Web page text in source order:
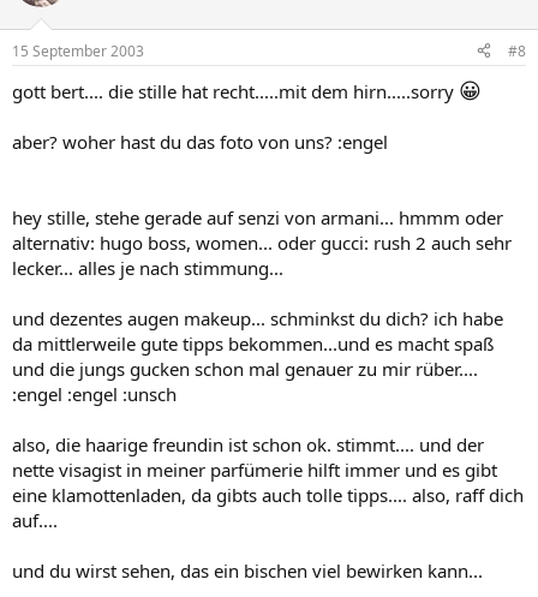
15 September 2003 #8
gott bert.... die stille hat recht.....mit dem hirn.....sorry 😀
aber? woher hast du das foto von uns? :engel
hey stille, stehe gerade auf senzi von armani... hmmm oder
alternativ: hugo boss, women... oder gucci: rush 2 auch sehr
lecker... alles je nach stimmung...
und dezentes augen makeup... schminkst du dich? ich habe
da mittlerweile gute tipps bekommen...und es macht spaß
und die jungs gucken schon mal genauer zu mir rüber....
:engel :engel :unsch
also, die haarige freundin ist schon ok. stimmt.... und der
nette visagist in meiner parfümerie hilft immer und es gibt
eine klamottenladen, da gibts auch tolle tipps.... also, raff dich
auf....
und du wirst sehen, das ein bischen viel bewirken kann...